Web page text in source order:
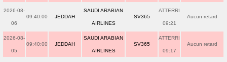
2026-08-
06
09:40:00 JEDDAH
SAUDI ARABIAN
AIRLINES
SV365
ATTERRI
09:21
Aucun retard
2026-08-
05
09:40:00 JEDDAH
SAUDI ARABIAN
AIRLINES
SV365
ATTERRI
09:17
Aucun retard